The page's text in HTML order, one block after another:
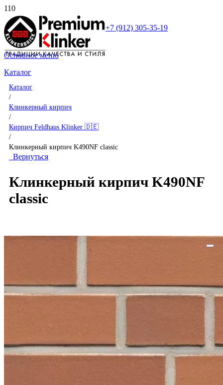
+7 (912) 305-35-19
Основное меню
Каталог
Каталог
/
Клинкерный кирпич
/
Кирпич Feldhaus Klinker 🇩🇪
/
Клинкерный кирпич K490NF classic
Вернуться
Клинкерный кирпич K490NF
classic